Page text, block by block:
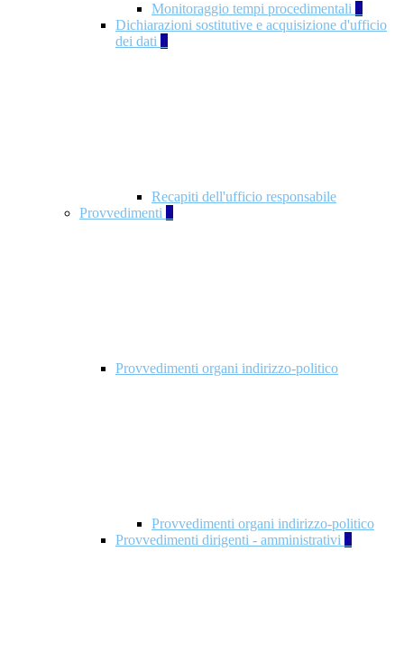
Monitoraggio tempi procedimentali 4
Dichiarazioni sostitutive e acquisizione d'ufficio
dei dati 1
Recapiti dell'ufficio responsabile
Provvedimenti 3
Provvedimenti organi indirizzo-politico
Provvedimenti organi indirizzo-politico
Provvedimenti dirigenti - amministrativi 3